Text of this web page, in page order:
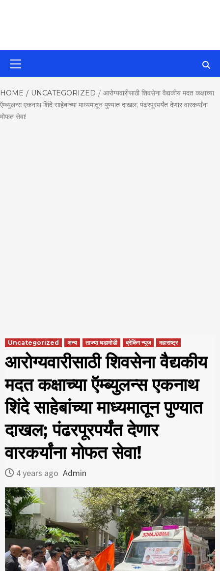
Best News
Website in
HOME UNCATEGORIZED
आरोग्यवारीसाठी शिवसेना वैद्यकीय मदत कक्षाच्या
ऍम्ब्युलन्स एकनाथ शिंदे साहेबांच्या माध्यमातून पुण्यात दाखल; पंढरपूरपर्यंत देणार वारकर्यांना
मोफत सेवा!
Uncategorized अन्य ताज्या घडामोडी ब्रेकिंग न्युज महाराष्ट्र
आरोग्यवारीसाठी शिवसेना वैद्यकीय
मदत कक्षाच्या ऍम्ब्युलन्स एकनाथ
शिंदे साहेबांच्या माध्यमातून पुण्यात
दाखल; पंढरपूरपर्यंत देणार
वारकर्यांना मोफत सेवा!
4 years ago Admin